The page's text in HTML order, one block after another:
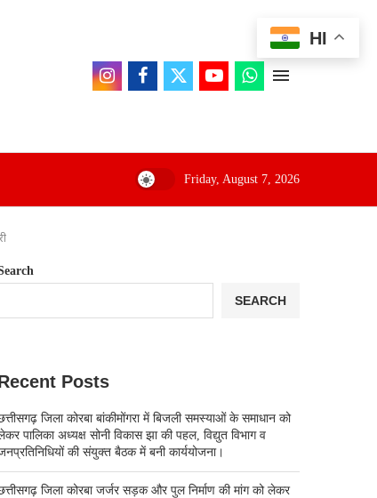
Friday, August 7, 2026
है जन हित में जारी
SEARCH
Posts
जिला कोरबा बांकीमोंगरा में बिजली समस्याओं के समाधान को
पालिका अध्यक्ष सोनी विकास झा की पहल, विद्युत विभाग व
की संयुक्त बैठक में बनी कार्ययोजना।
जिला कोरबा जर्जर सड़क और पुल निर्माण की मांग को लेकर
HI